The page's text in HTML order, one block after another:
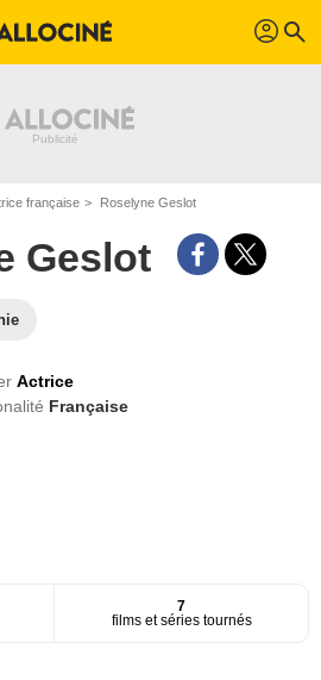
profil search
française Roselyne Geslot
Geslot
Actrice
Française
7
films et séries tournés